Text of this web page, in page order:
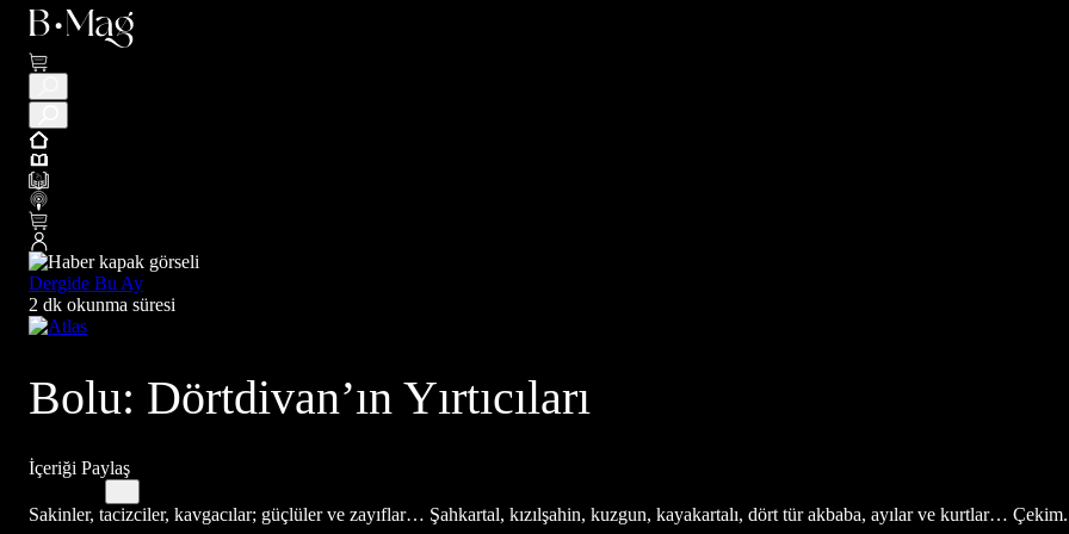
Dergide Bu Ay
2 dk okunma süresi
Bolu: Dörtdivan’ın Yırtıcıları
İçeriği Paylaş
Sakinler, tacizciler, kavgacılar; güçlüler ve zayıflar… Şahkartal, kızılşahin, kuzgun, kayakartalı, dört tür akbaba, ayılar ve kurtlar…